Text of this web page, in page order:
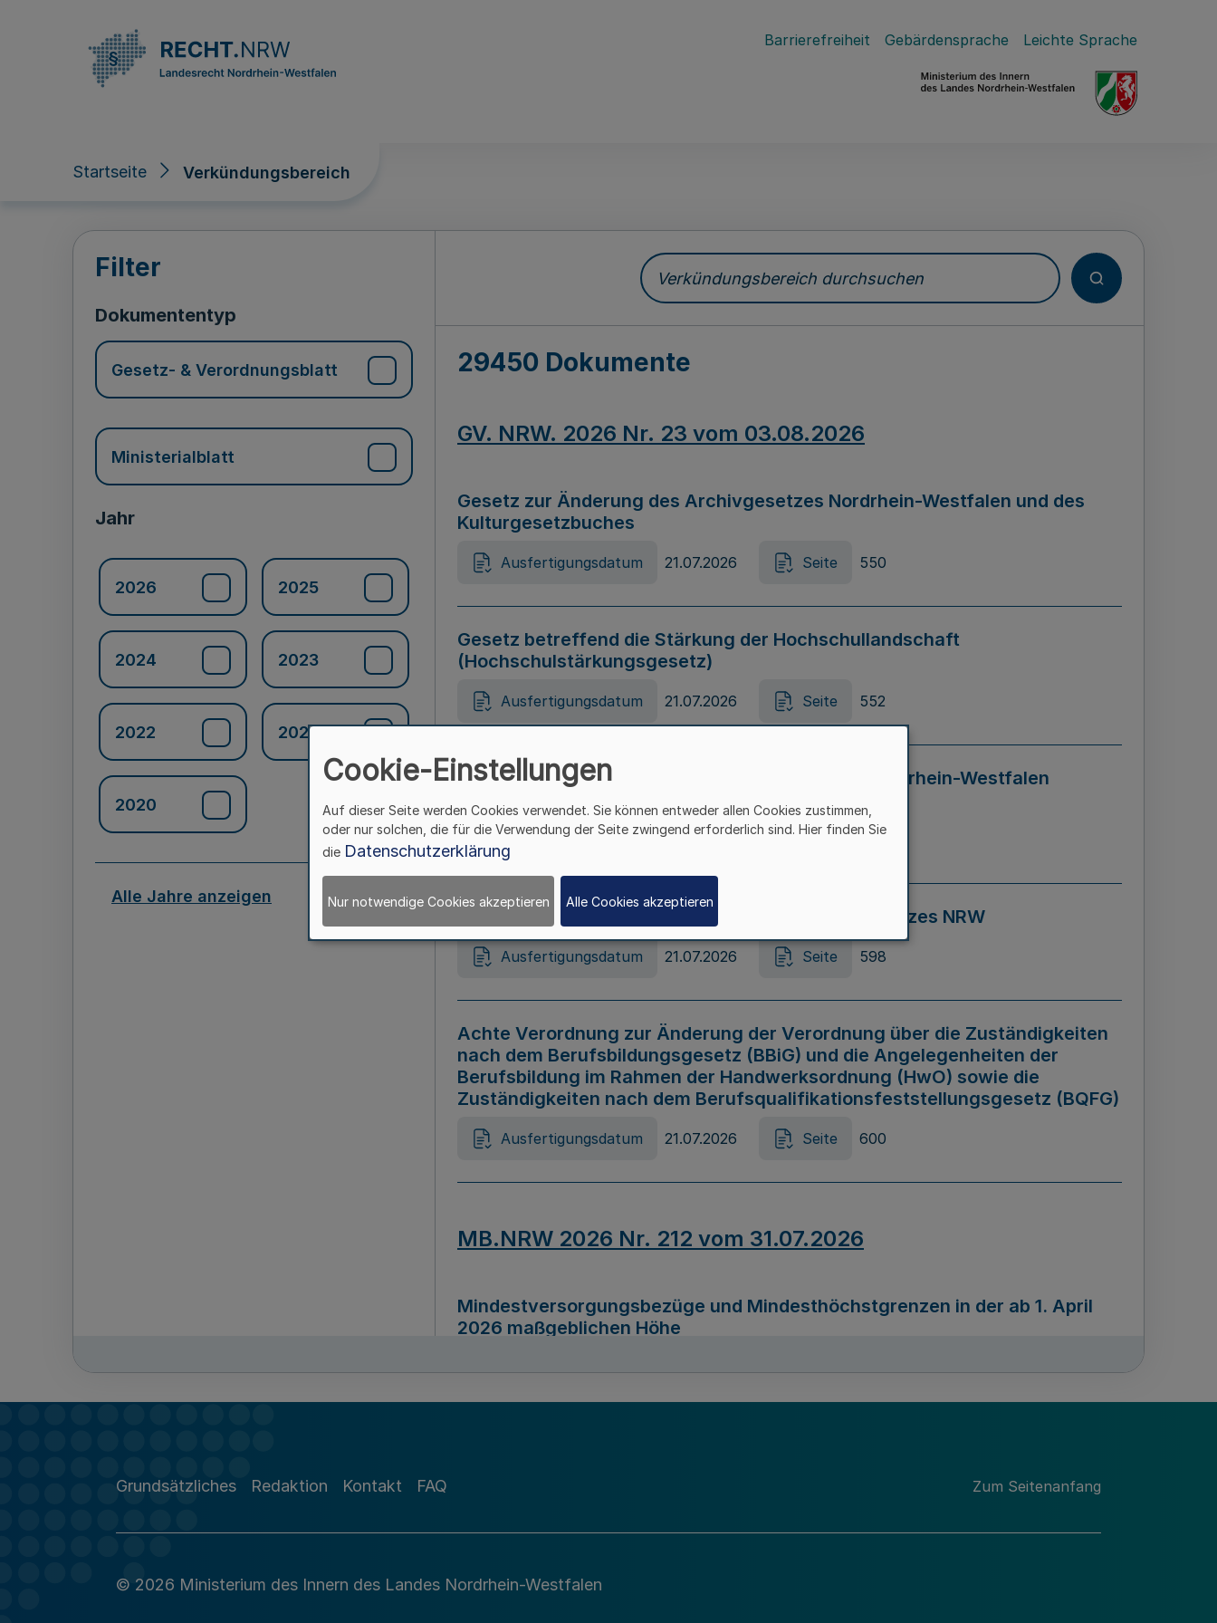
Barrierefreiheit Gebärdensprache Leichte Sprache
Startseite Verkündungsbereich
Verkündungsbereich
Filter
Dokumententyp
Gesetz- & Verordnungsblatt
Ministerialblatt
Jahr
2026 2025
2024 2023
2022 2021
2020
Alle Jahre anzeigen
Verkündungsbereich durchsuchen
29450 Dokumente
GV. NRW. 2026 Nr. 23 vom 03.08.2026
Gesetz zur Änderung des Archivgesetzes Nordrhein-Westfalen und des
Kulturgesetzbuches
Ausfertigungsdatum 21.07.2026 Seite 550
Gesetz betreffend die Stärkung der Hochschullandschaft
(Hochschulstärkungsgesetz)
Ausfertigungsdatum 21.07.2026 Seite 552
Gesetz zur Vermeidung von Diskriminierung in Nordrhein-Westfalen
(Landesantidiskriminierungsgesetz – LADG NRW)
Ausfertigungsdatum 21.07.2026 Seite 595
Gesetz zur Änderung des Online-Casinospiel Gesetzes NRW
Ausfertigungsdatum 21.07.2026 Seite 598
Achte Verordnung zur Änderung der Verordnung über die Zuständigkeiten
nach dem Berufsbildungsgesetz (BBiG) und die Angelegenheiten der
Berufsbildung im Rahmen der Handwerksordnung (HwO) sowie die
Zuständigkeiten nach dem Berufsqualifikationsfeststellungsgesetz (BQFG)
Ausfertigungsdatum 21.07.2026 Seite 600
MB.NRW 2026 Nr. 212 vom 31.07.2026
Mindestversorgungsbezüge und Mindesthöchstgrenzen in der ab 1. April
2026 maßgeblichen Höhe
Richtlinie zur Durchführung des Förderprogramms „Mittelstand Innovativ &
Grundsätzliches Redaktion Kontakt FAQ Zum Seitenanfang
© 2026 Ministerium des Innern des Landes Nordrhein-Westfalen
Cookie-Einstellungen
Auf dieser Seite werden Cookies verwendet. Sie können entweder allen Cookies zustimmen,
oder nur solchen, die für die Verwendung der Seite zwingend erforderlich sind. Hier finden Sie
die Datenschutzerklärung
Nur notwendige Cookies akzeptieren Alle Cookies akzeptieren